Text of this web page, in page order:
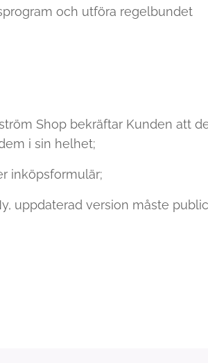
och utföra regelbundet
Shop bekräftar Kunden att
i sin helhet;
inköpsformulär;
uppdaterad version måste